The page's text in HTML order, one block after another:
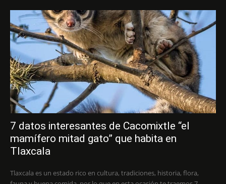
7 datos interesantes de Cacomixtle “el
mamífero mitad gato” que habita en
Tlaxcala
Tlaxcala es un estado rico en cultura, tradiciones, historia, flora,